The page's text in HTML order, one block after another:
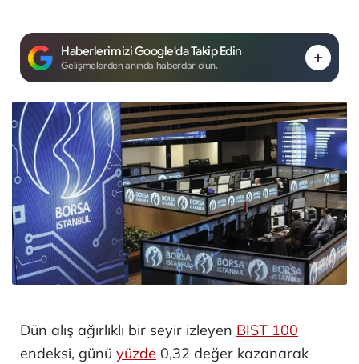
Haberlerimizi Google'da Takip Edin
Gelişmelerden anında haberdar olun.
Dün alış ağırlıklı bir seyir izleyen BIST 100
endeksi, günü yüzde 0,32 değer kazanarak